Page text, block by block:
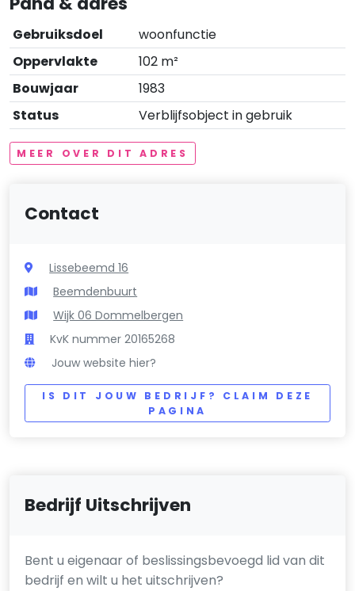
Gebruiksdoel
woonfunctie
Oppervlakte
102 m²
Bouwjaar
1983
Status
Verblijfsobject in gebruik
MEER OVER DIT ADRES
Contact
Lissebeemd 16
Beemdenbuurt
Wijk 06 Dommelbergen
KvK nummer 20165268
Jouw website hier?
IS DIT JOUW BEDRIJF? CLAIM DEZE
PAGINA
Bedrijf Uitschrijven
Bent u eigenaar of beslissingsbevoegd lid van dit
bedrijf en wilt u het uitschrijven?